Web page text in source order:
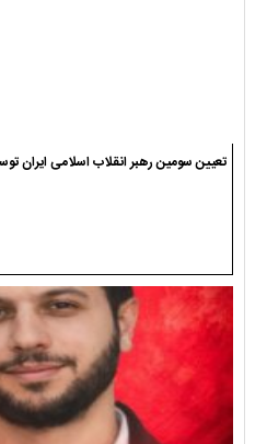
تعیین سومین رهبر انقلاب اسلامی ایران